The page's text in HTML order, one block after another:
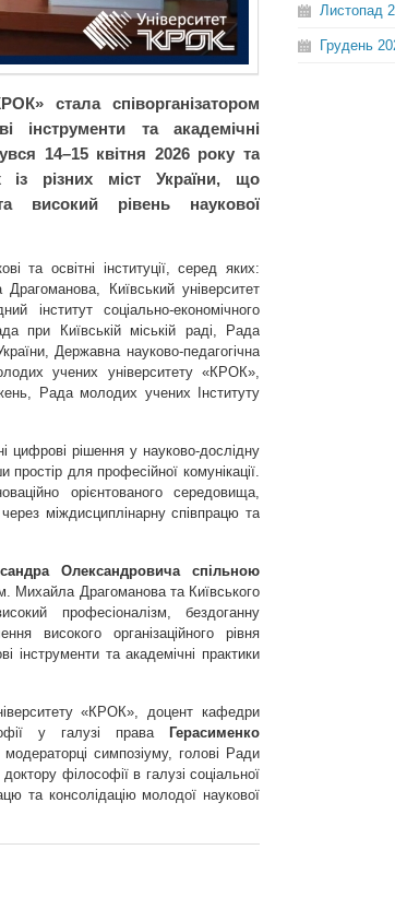
стала співорганізатором
та академічні
14–15 квітня 2026 року та
різних міст України, що
високий рівень наукової
та освітні інституції, серед яких:
Київський університет
інститут соціально-економічного
при Київській міській раді, Рада
Державна науково-педагогічна
учених університету «КРОК»,
Рада молодих учених Інституту
цифрові рішення у науково-дослідну
для професійної комунікації.
орієнтованого середовища,
міждисциплінарну співпрацю та
Олександровича спільною
Михайла Драгоманова та Київського
професіоналізм, бездоганну
високого організаційного рівня
та академічні практики
«КРОК», доцент кафедри
у галузі права
Герасименко
симпозіуму, голові Ради
філософії в галузі соціальної
та консолідацію молодої наукової
Листопад
Грудень